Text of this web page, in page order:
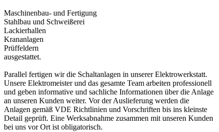
Maschinenbau- und Fertigung
Stahlbau und Schweißerei
Lackierhallen
Krananlagen
Prüffeldern
ausgestattet.
Parallel fertigen wir die Schaltanlagen in unserer Elektrowerkstatt.
Unsere Elektromeister und das gesamte Team arbeiten professionell
und geben informative und sachliche Informationen über die Anlage
an unseren Kunden weiter. Vor der Auslieferung werden die
Anlagen gemäß VDE Richtlinien und Vorschriften bis ins kleinste
Detail geprüft. Eine Werksabnahme zusammen mit unseren Kunden
bei uns vor Ort ist obligatorisch.